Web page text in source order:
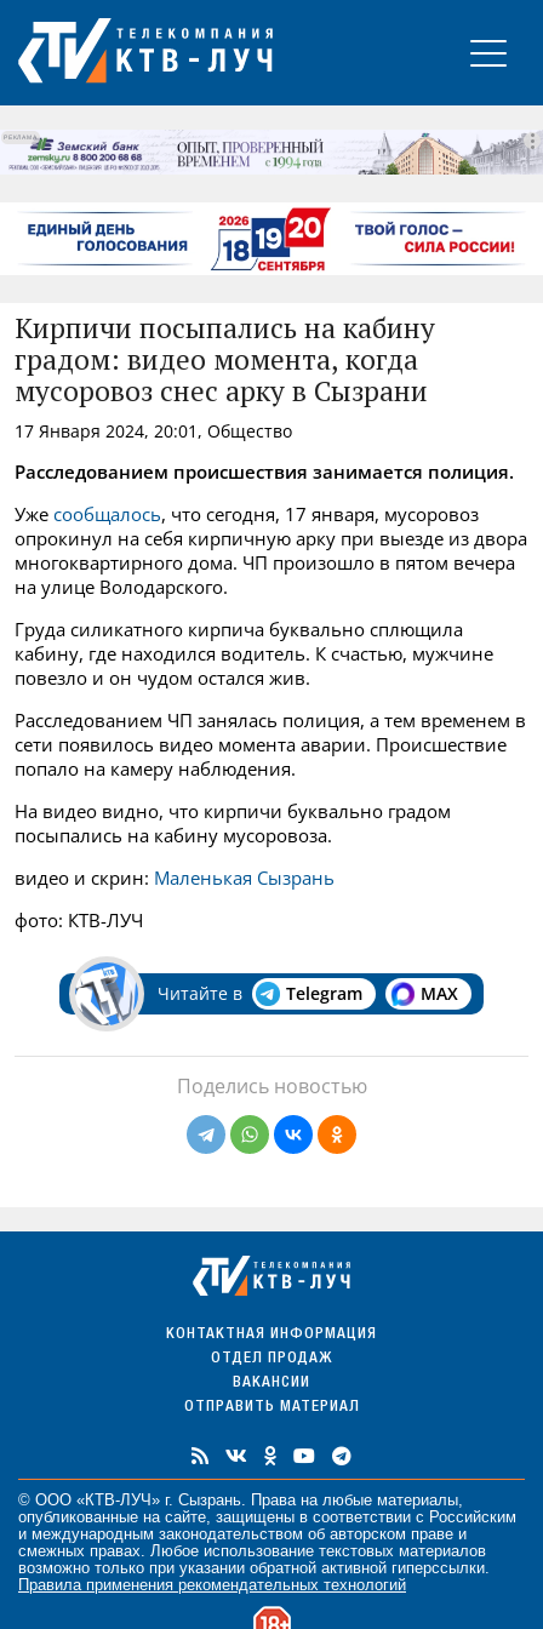
РЕКЛАМА
Кирпичи посыпались на кабину
градом: видео момента, когда
мусоровоз снес арку в Сызрани
17 Января 2024, 20:01, Общество
Расследованием происшествия занимается полиция.
Уже сообщалось, что сегодня, 17 января, мусоровоз
опрокинул на себя кирпичную арку при выезде из двора
многоквартирного дома. ЧП произошло в пятом вечера
на улице Володарского.
Груда силикатного кирпича буквально сплющила
кабину, где находился водитель. К счастью, мужчине
повезло и он чудом остался жив.
Расследованием ЧП занялась полиция, а тем временем в
сети появилось видео момента аварии. Происшествие
попало на камеру наблюдения.
На видео видно, что кирпичи буквально градом
посыпались на кабину мусоровоза.
видео и скрин: Маленькая Сызрань
фото: КТВ-ЛУЧ
Читайте в Telegram MAX
Поделись новостью
КОНТАКТНАЯ ИНФОРМАЦИЯ
ОТДЕЛ ПРОДАЖ
ВАКАНСИИ
ОТПРАВИТЬ МАТЕРИАЛ
© ООО «КТВ-ЛУЧ» г. Сызрань. Права на любые материалы
опубликованные на сайте, защищены в соответствии с Российским
и международным законодательством об авторском праве и
смежных правах. Любое использование текстовых материалов
возможно только при указании обратной активной гиперссылки.
Правила применения рекомендательных технологий